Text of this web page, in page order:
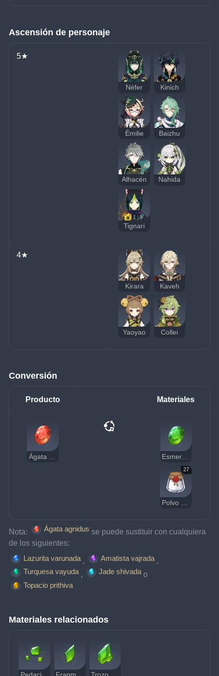
Ascensión de personaje
5★
Néfer Kinich
Émilie Baizhu
Alhacén Nahida
Tignari
4★
Kirara Kaveh
Yaoyao Collei
Conversión
Producto Materiales
27
Nota: Ágata agnidus se puede sustituir con cualquiera
de los siguientes:
Lazurita varunada , Amatista vajrada ,
Turquesa vayuda , Jade shivada o
Topacio prithiva
Materiales relacionados